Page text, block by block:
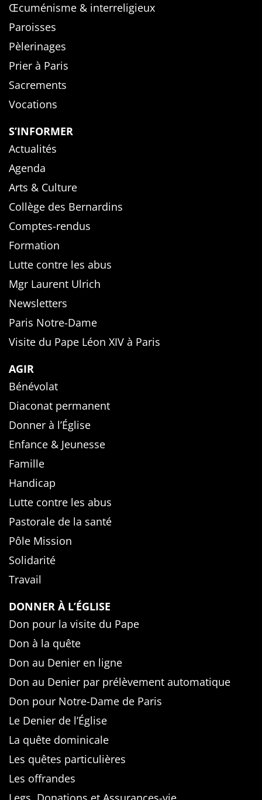
Œcuménisme & interreligieux
Paroisses
Pèlerinages
Prier à Paris
Sacrements
Vocations
S’INFORMER
Actualités
Agenda
Arts & Culture
Collège des Bernardins
Comptes-rendus
Formation
Lutte contre les abus
Mgr Laurent Ulrich
Newsletters
Paris Notre-Dame
Visite du Pape Léon XIV à Paris
AGIR
Bénévolat
Diaconat permanent
Donner à l’Église
Enfance & Jeunesse
Famille
Handicap
Lutte contre les abus
Pastorale de la santé
Pôle Mission
Solidarité
Travail
DONNER À L’ÉGLISE
Don pour la visite du Pape
Don à la quête
Don au Denier en ligne
Don au Denier par prélèvement automatique
Don pour Notre-Dame de Paris
Le Denier de l’Église
La quête dominicale
Les quêtes particulières
Les offrandes